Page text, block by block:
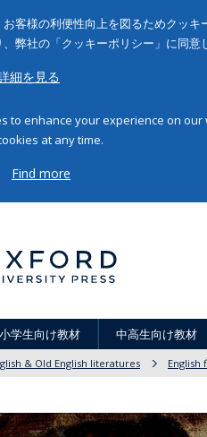
お客様の利便性向上を図るためクッ
弊社の「クッキーポリシー」に同
細を見る
to enhance your experience on
at any time.
Find more
学生向け教材 中高生向け教材
& Old English literatures English